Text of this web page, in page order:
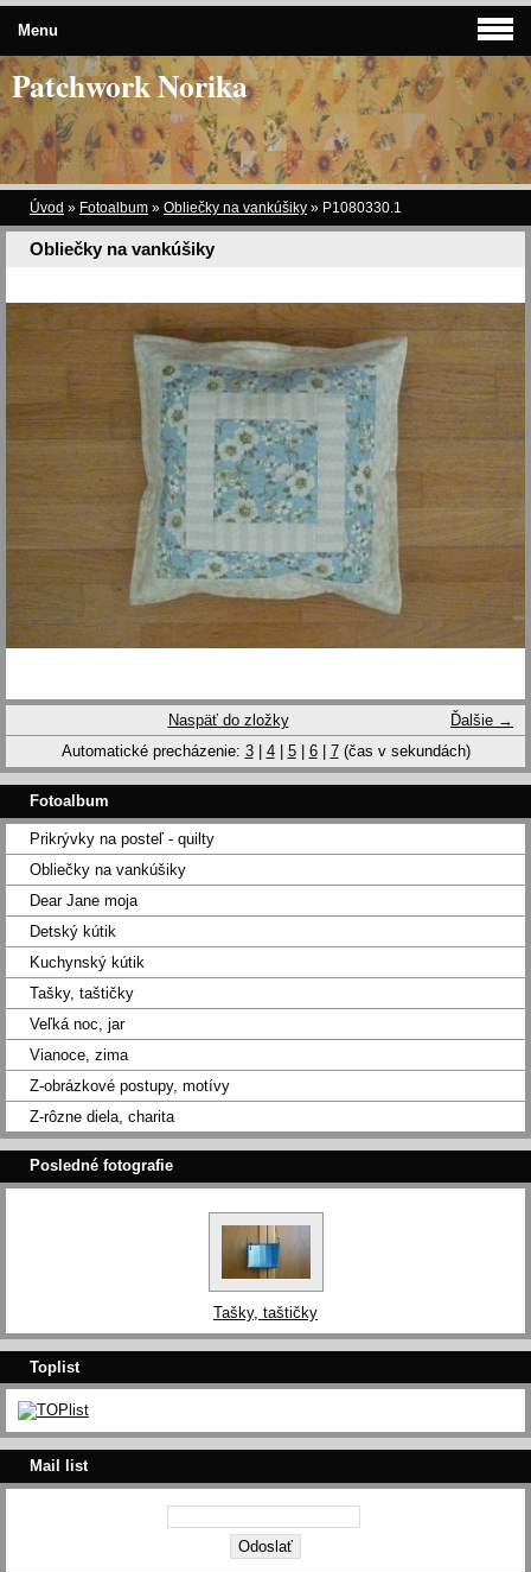
Patchwork Norika
Úvod » Fotoalbum » Obliečky na vankúšiky » P1080330.1
Obliečky na vankúšiky
Ďalšie →
Naspäť do zložky
Automatické precházenie: 3| 4| 5| 6| 7(čas v sekundách)
Menu
Fotoalbum
Prikrývky na posteľ - quilty
Obliečky na vankúšiky
Dear Jane moja
Detský kútik
Kuchynský kútik
Tašky, taštičky
Veľká noc, jar
Vianoce, zima
Z-obrázkové postupy, motívy
Z-rôzne diela, charita
Posledné fotografie
Tašky, taštičky
Toplist
Mail list